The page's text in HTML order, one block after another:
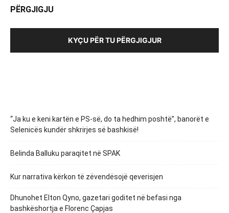
PËRGJIGJU
KYÇU PËR TU PËRGJIGJUR
“Ja ku e keni kartën e PS-së, do ta hedhim poshtë”, banorët e
Selenicës kundër shkrirjes së bashkisë!
Belinda Balluku paraqitet në SPAK
Kur narrativa kërkon të zëvendësojë qeverisjen
Dhunohet Elton Qyno, gazetari goditet në befasi nga
bashkëshortja e Florenc Çapjas